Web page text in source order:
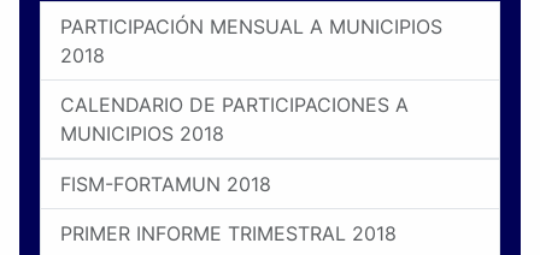
PARTICIPACIÓN MENSUAL A MUNICIPIOS
2018
CALENDARIO DE PARTICIPACIONES A
MUNICIPIOS 2018
FISM-FORTAMUN 2018
PRIMER INFORME TRIMESTRAL 2018